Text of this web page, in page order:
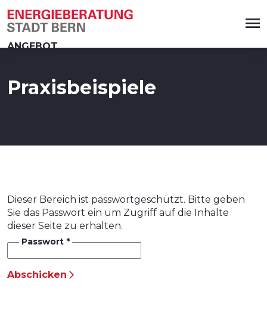
Navigationsschalter
springen
Hauptmenü
springen
Meta-
Menü
springen
Inhalt
springen
Fusszeile
springen
ANGEBOT
Alle Energiethemen
Gebäude- und Wärmedämmung
GEAK Plus der Stadt Bern
Praxisbeispiele
Dieser Bereich ist passwortgeschützt. Bitte geben
Sie das Passwort ein um Zugriff auf die Inhalte
dieser Seite zu erhalten.
Passwort
Abschicken